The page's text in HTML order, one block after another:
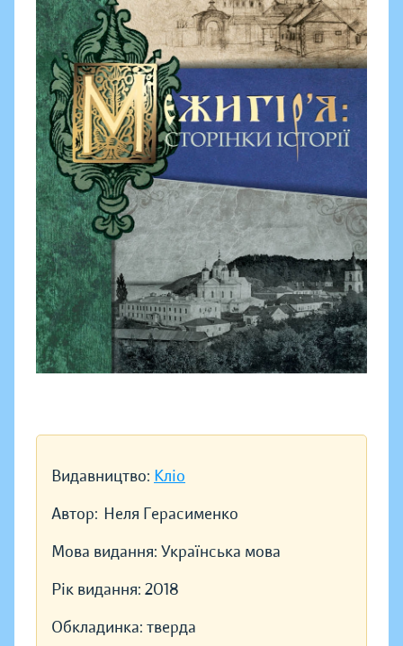
Видавництво: Кліо
Автор: Неля Герасименко
Мова видання: Українська мова
Рік видання: 2018
Обкладинка: тверда